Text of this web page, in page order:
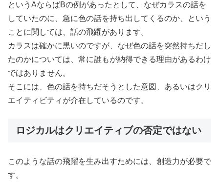
というAならばBの例があったとして、なぜカラスの話を
していたのに、急に色の話を持ち出してくるのか、という
ことに関しては、話の飛躍があります。
カラスは確かに黒いのですが、なぜ色の話を突然持ちだし
たのかについては、常に誰もが納得できる理由があるわけ
ではありません。
そこには、色の話を持ちだそうとした意図、あるいはクリ
エイティビティが介在しているのです。
ロジカルはクリエイティブの否定ではない
このような話の飛躍を生み出すためには、創造力が必要で
す。